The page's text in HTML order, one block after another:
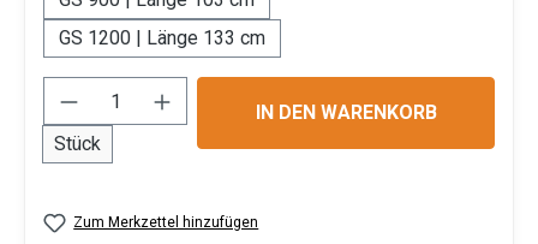
GS 1200 | Länge 133 cm
Produkt Anzahl: Gib den gewünschten
Stück
IN DEN WARENKORB
Zum Merkzettel hinzufügen